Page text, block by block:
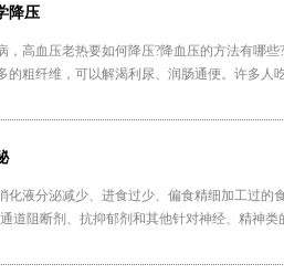
降压
，高血压老热要如何降压?降血压的方法有哪
的粗纤维，可以解渴利尿、润肠通便。许多人
化液分泌减少、进食过少、偏食精细加工过的
道阻断剂、抗抑郁剂和其他针对神经、精神